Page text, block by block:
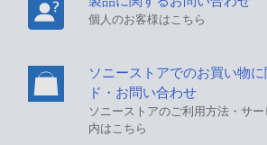
個人のお客様はこちら
ソニーストアでのお買い物
ド・お問い合わせ
ソニーストアのご利用方法・サ
内はこちら